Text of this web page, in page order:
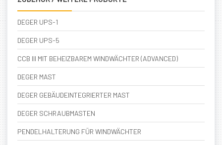
DEGER UPS-1
DEGER UPS-5
CCB III MIT BEHEIZBAREM WINDWÄCHTER (ADVANCED)
DEGER MAST
DEGER GEBÄUDEINTEGRIERTER MAST
DEGER SCHRAUBMASTEN
PENDELHALTERUNG FÜR WINDWÄCHTER